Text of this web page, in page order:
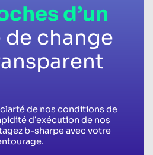
d’un
change
de nos conditions de
d’exécution de nos
b-sharpe avec votre